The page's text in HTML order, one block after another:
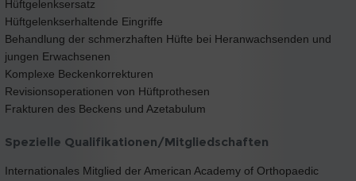
Hüftgelenksersatz
Hüftgelenkserhaltende Eingriffe
Behandlung der schmerzhaften Hüfte bei Heranwachsenden und
jungen Erwachsenen
Komplexe Beckenkorrekturen
Revisionsoperationen von Hüftprothesen
Frakturen des Beckens und Azetabulum
Spezielle Qualifikationen/Mitgliedschaften
Internationales Mitglied der American Academy of Orthopaedic